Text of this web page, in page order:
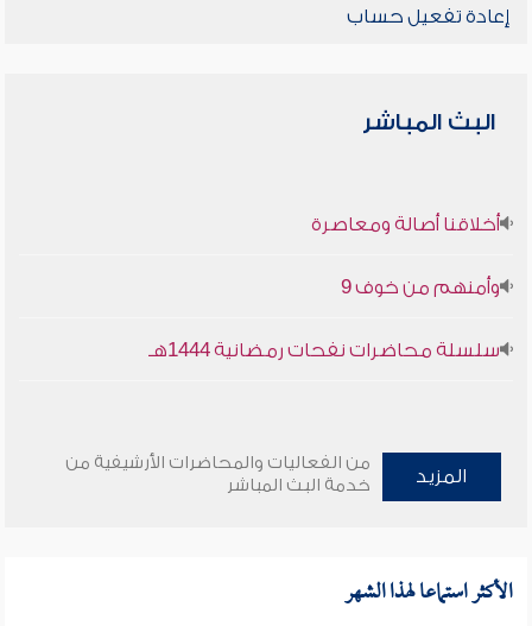
إعادة تفعيل حساب
البث المباشر
أخلاقنا أصالة ومعاصرة
وأمنهم من خوف 9
سلسلة محاضرات نفحات رمضانية 1444هـ
المزيد
من الفعاليات والمحاضرات الأرشيفية من
خدمة البث المباشر
الأكثر استماعا لهذا الشهر